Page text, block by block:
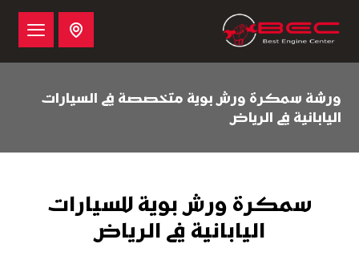
ورشة سمكرة ورش بوية متخصصة في السيارات
اليابانية في الرياض
سمكرة ورش بوية للسيارات
اليابانية في الرياض